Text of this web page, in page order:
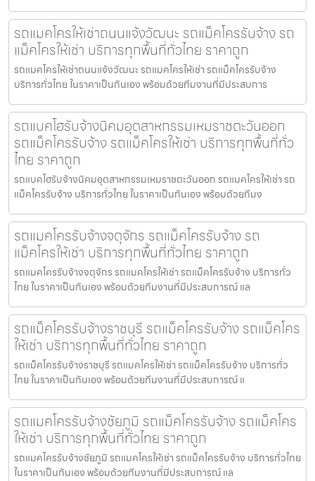
รถแมคโครให้เช่าถนนแจ้งวัฒนะ รถแม็คโครรับจ้าง รถ
แม็คโครให้เช่า บริการทุกพื้นที่ทั่วไทย ราคาถูก
รถแมคโครให้เช่าถนนแจ้งวัฒนะ รถแมคโครให้เช่า รถแม็คโครรับจ้าง
บริการทั่วไทย ในราคาเป็นกันเอง พร้อมด้วยทีมงานที่มีประสบการ
รถแบคโฮรับจ้างนิคมอุตสาหกรรมเหมราชตะวันออก
รถแม็คโครรับจ้าง รถแม็คโครให้เช่า บริการทุกพื้นที่ทั่ว
ไทย ราคาถูก
รถแบคโฮรับจ้างนิคมอุตสาหกรรมเหมราชตะวันออก รถแมคโครให้เช่า รถ
แม็คโครรับจ้าง บริการทั่วไทย ในราคาเป็นกันเอง พร้อมด้วยทีมง
รถแมคโครรับจ้างจตุจักร รถแม็คโครรับจ้าง รถ
แม็คโครให้เช่า บริการทุกพื้นที่ทั่วไทย ราคาถูก
รถแมคโครรับจ้างจตุจักร รถแมคโครให้เช่า รถแม็คโครรับจ้าง บริการทั่ว
ไทย ในราคาเป็นกันเอง พร้อมด้วยทีมงานที่มีประสบการณ์ แล
รถแม็คโครรับจ้างราชบุรี รถแม็คโครรับจ้าง รถแม็คโคร
ให้เช่า บริการทุกพื้นที่ทั่วไทย ราคาถูก
รถแม็คโครรับจ้างราชบุรี รถแมคโครให้เช่า รถแม็คโครรับจ้าง บริการทั่ว
ไทย ในราคาเป็นกันเอง พร้อมด้วยทีมงานที่มีประสบการณ์ แ
รถแมคโครรับจ้างชัยภูมิ รถแม็คโครรับจ้าง รถแม็คโคร
ให้เช่า บริการทุกพื้นที่ทั่วไทย ราคาถูก
รถแมคโครรับจ้างชัยภูมิ รถแมคโครให้เช่า รถแม็คโครรับจ้าง บริการทั่วไทย
ในราคาเป็นกันเอง พร้อมด้วยทีมงานที่มีประสบการณ์ แล